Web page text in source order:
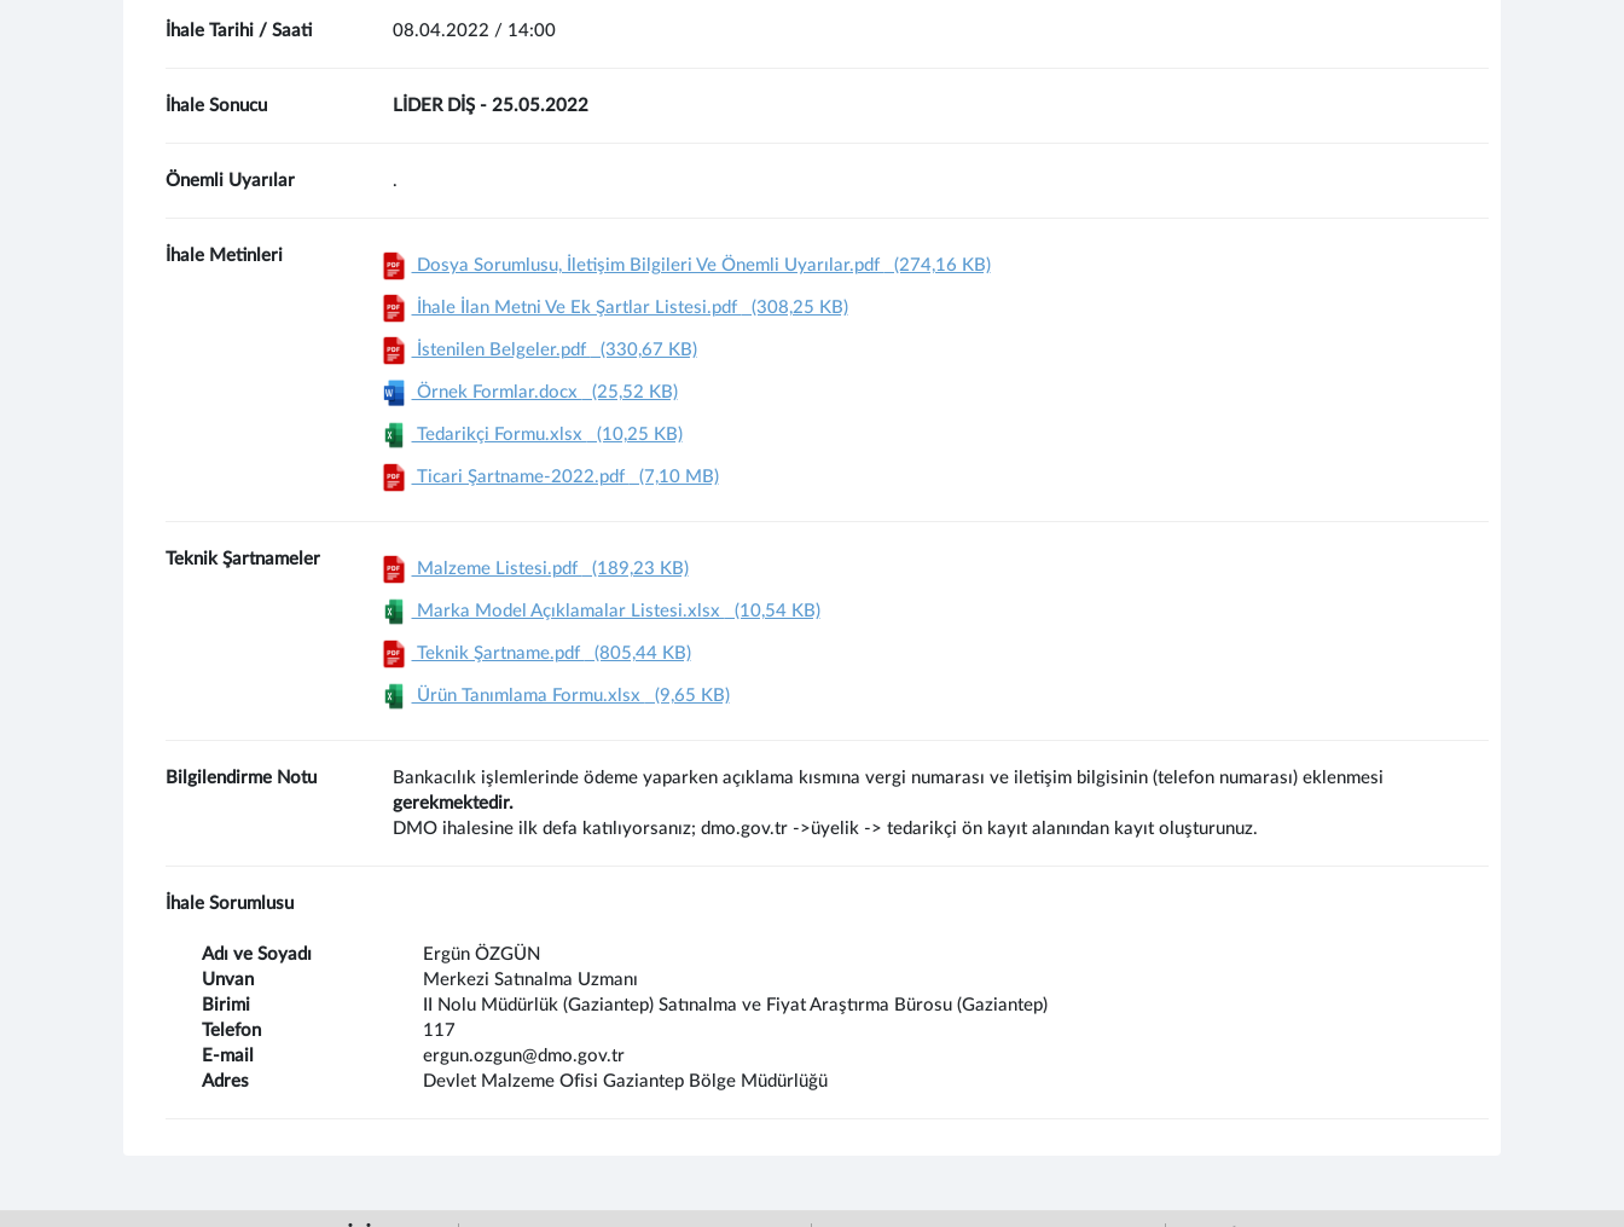
İhale Tarihi / Saati 08.04.2022 / 14:00
İhale Sonucu LİDER DİŞ - 25.05.2022
Önemli Uyarılar .
İhale Metinleri
Dosya Sorumlusu, İletişim Bilgileri Ve Önemli Uyarılar.pdf (274,16 KB)
İhale İlan Metni Ve Ek Şartlar Listesi.pdf (308,25 KB)
İstenilen Belgeler.pdf (330,67 KB)
Örnek Formlar.docx (25,52 KB)
Tedarikçi Formu.xlsx (10,25 KB)
Ticari Şartname-2022.pdf (7,10 MB)
Teknik Şartnameler
Malzeme Listesi.pdf (189,23 KB)
Marka Model Açıklamalar Listesi.xlsx (10,54 KB)
Teknik Şartname.pdf (805,44 KB)
Ürün Tanımlama Formu.xlsx (9,65 KB)
Bilgilendirme Notu
Bankacılık işlemlerinde ödeme yaparken açıklama kısmına vergi numarası ve iletişim bilgisinin (telefon numarası) eklenmesi
gerekmektedir.
DMO ihalesine ilk defa katılıyorsanız; dmo.gov.tr ->üyelik -> tedarikçi ön kayıt alanından kayıt oluşturunuz.
İhale Sorumlusu
Adı ve Soyadı
Ergün ÖZGÜN
Unvan
Merkezi Satınalma Uzmanı
Birimi
II Nolu Müdürlük (Gaziantep) Satınalma ve Fiyat Araştırma Bürosu (Gaziantep)
Telefon
117
E-mail
ergun.ozgun@dmo.gov.tr
Adres
Devlet Malzeme Ofisi Gaziantep Bölge Müdürlüğü